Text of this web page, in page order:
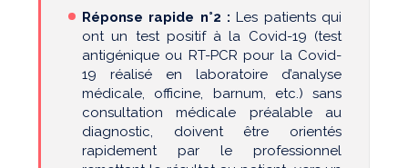
Réponse rapide n°2 : Les patients qui
ont un test positif à la Covid-19 (test
antigénique ou RT-PCR pour la Covid-
19 réalisé en laboratoire d’analyse
médicale, officine, barnum, etc.) sans
consultation médicale préalable au
diagnostic, doivent être orientés
rapidement par le professionnel